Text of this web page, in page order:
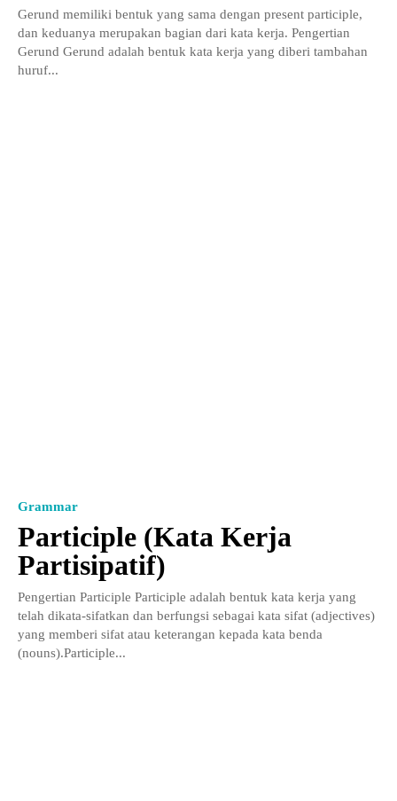
Gerund memiliki bentuk yang sama dengan present participle,
dan keduanya merupakan bagian dari kata kerja. Pengertian
Gerund Gerund adalah bentuk kata kerja yang diberi tambahan
huruf...
Grammar
Participle (Kata Kerja
Partisipatif)
Pengertian Participle Participle adalah bentuk kata kerja yang
telah dikata-sifatkan dan berfungsi sebagai kata sifat (adjectives)
yang memberi sifat atau keterangan kepada kata benda
(nouns).Participle...